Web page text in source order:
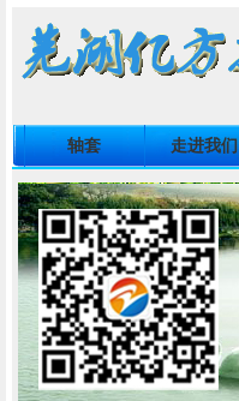
轴套 走进我们